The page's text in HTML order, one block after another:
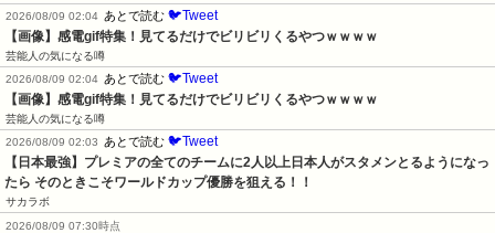
2026/08/09 02:04 あとで読む 🐦Tweet
【画像】感電gif特集！見てるだけでビリビリくるやつｗｗｗｗ
芸能人の気になる噂
2026/08/09 02:04 あとで読む 🐦Tweet
【画像】感電gif特集！見てるだけでビリビリくるやつｗｗｗｗ
芸能人の気になる噂
2026/08/09 02:03
あとで読む 🐦Tweet
【日本最強】プレミアの全てのチームに2人以上日本人がスタメンとるようになっ
たら そのときこそワールドカップ優勝を狙える！！
サカラボ
2026/08/09 07:30時点